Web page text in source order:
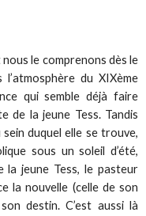
le comprenons dès le
du XIXème
qui semble déjà faire
de la jeune Tess. Tandis
duquel elle se trouve,
sous un soleil d’été,
la jeune Tess, le pasteur
la nouvelle (celle de son
destin. C’est aussi là